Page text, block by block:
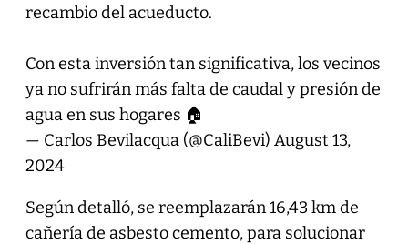
recambio del acueducto.
Con esta inversión tan significativa, los vecinos
ya no sufrirán más falta de caudal y presión de
agua en sus hogares 🏠
— Carlos Bevilacqua (@CaliBevi) August 13,
2024
Según detalló, se reemplazarán 16,43 km de
cañería de asbesto cemento, para solucionar